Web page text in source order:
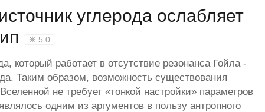
углерода ослабляет
❋ 5.0
который работает в отсутствие резонанса Гойла -
Таким образом, возможность существования
не требует «тонкой настройки» параметров
одним из аргументов в пользу антропного